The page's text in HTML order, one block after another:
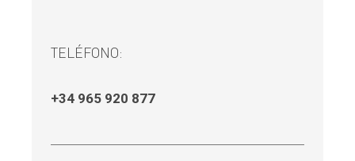
TELÉFONO:
+34 965 920 877